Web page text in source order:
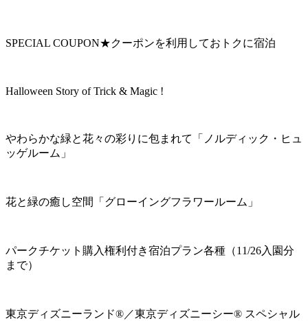
SPECIAL COUPON★クーポンを利用しておトクに宿泊
Halloween Story of Trick & Magic !
やわらかな緑と花々の彩りに包まれて「ノルディック・ヒュ
ッゲルーム」
花と緑の癒し空間「グローイングフラワールーム」
パークチケット購入権利付き宿泊プラン各種（11/26入園分
まで）
東京ディズニーランド®／東京ディズニーシー® スペシャル